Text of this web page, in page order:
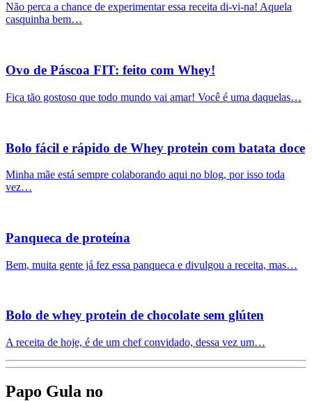
Não perca a chance de experimentar essa receita di-vi-na! Aquela
casquinha bem…
Ovo de Páscoa FIT: feito com Whey!
Fica tão gostoso que todo mundo vai amar! Você é uma daquelas…
Bolo fácil e rápido de Whey protein com batata doce
Minha mãe está sempre colaborando aqui no blog, por isso toda
vez…
Panqueca de proteína
Bem, muita gente já fez essa panqueca e divulgou a receita, mas…
Bolo de whey protein de chocolate sem glúten
A receita de hoje, é de um chef convidado, dessa vez um…
Papo Gula no